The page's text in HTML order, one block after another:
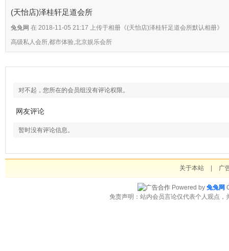
(天怡店)泽桂轩足道会所
兔兔网 在 2018-11-05 21:17 上传于相册《(天怡店)泽桂轩足道会所默认相册》
高级私人会所,都市体验,北京娱乐会所
对不起，您所在的会员组没有评论权限。
网友评论
暂时没有评论信息。
关于本站 广
Powered by 兔兔网
免责声明：站内会员言论仅代表个人观点